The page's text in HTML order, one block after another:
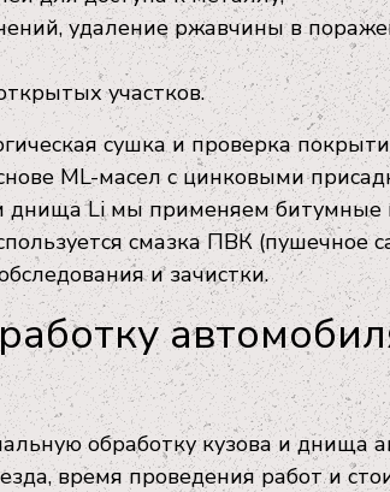
удаление ржавчины в
участков.
сушка и проверка
ML-масел с цинковыми
днища Li мы применяем битумные
смазка ПВК (пушечное
и зачистки.
обработку кузова и днища
время проведения работ и